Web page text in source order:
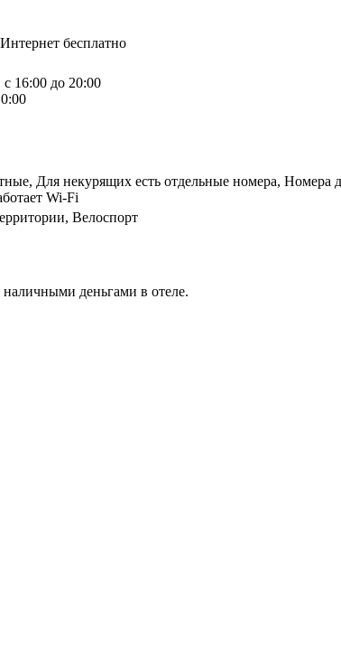
бесплатно
с 16:00 до 20:00
Для некурящих есть отдельные номера, Номера
Wi-Fi
Велоспорт
деньгами в отеле.